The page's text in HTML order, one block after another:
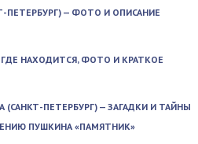
— ФОТО И ОПИСАНИЕ
НАХОДИТСЯ, ФОТО И КРАТКОЕ
ПЕТЕРБУРГ) — ЗАГАДКИ И ТАЙНЫ
ПУШКИНА «ПАМЯТНИК»